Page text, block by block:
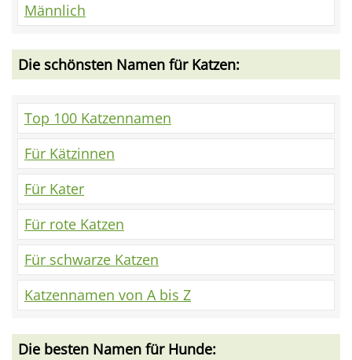
Männlich
Die schönsten Namen für Katzen:
Top 100 Katzennamen
Für Kätzinnen
Für Kater
Für rote Katzen
Für schwarze Katzen
Katzennamen von A bis Z
Die besten Namen für Hunde: